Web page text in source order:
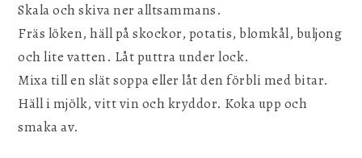
Skala och skiva ner alltsammans.
Fräs löken, häll på skockor, potatis, blomkål, buljong
och lite vatten. Låt puttra under lock.
Mixa till en slät soppa eller låt den förbli med bitar.
Häll i mjölk, vitt vin och kryddor. Koka upp och
smaka av.